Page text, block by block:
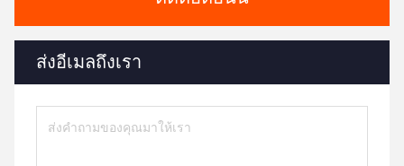
ส่งอีเมลถึงเรา